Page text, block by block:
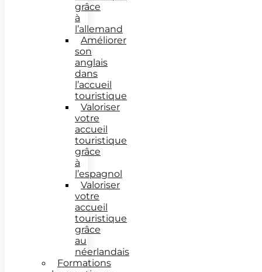
grâce
à
l’allemand
Améliorer
son
anglais
dans
l’accueil
touristique
Valoriser
votre
accueil
touristique
grâce
à
l’espagnol
Valoriser
votre
accueil
touristique
grâce
au
néerlandais
Formations